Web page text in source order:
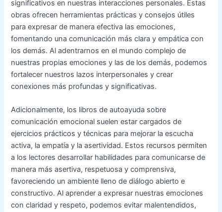
significativos en nuestras interacciones personales. Estas
obras ofrecen herramientas prácticas y consejos útiles
para expresar de manera efectiva las emociones,
fomentando una comunicación más clara y empática con
los demás. Al adentrarnos en el mundo complejo de
nuestras propias emociones y las de los demás, podemos
fortalecer nuestros lazos interpersonales y crear
conexiones más profundas y significativas.
Adicionalmente, los libros de autoayuda sobre
comunicación emocional suelen estar cargados de
ejercicios prácticos y técnicas para mejorar la escucha
activa, la empatía y la asertividad. Estos recursos permiten
a los lectores desarrollar habilidades para comunicarse de
manera más asertiva, respetuosa y comprensiva,
favoreciendo un ambiente lleno de diálogo abierto e
constructivo. Al aprender a expresar nuestras emociones
con claridad y respeto, podemos evitar malentendidos,